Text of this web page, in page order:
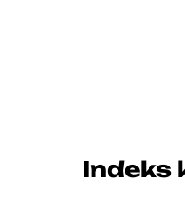
Indeks